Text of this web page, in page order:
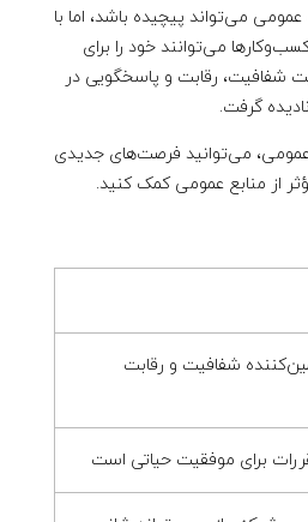
می‌تواند پیچیده باشد، اما با
می‌توانند خود را برای
شفافیت، رقابت و پاسخگویی در
گرفت.
می‌توانید فرصت‌های جدیدی
از منابع عمومی کمک کنید.
شفافیت و رقابت
برای موفقیت حیاتی است